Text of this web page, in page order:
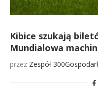
Kibice szukają
Mundialowa
przez Zespół